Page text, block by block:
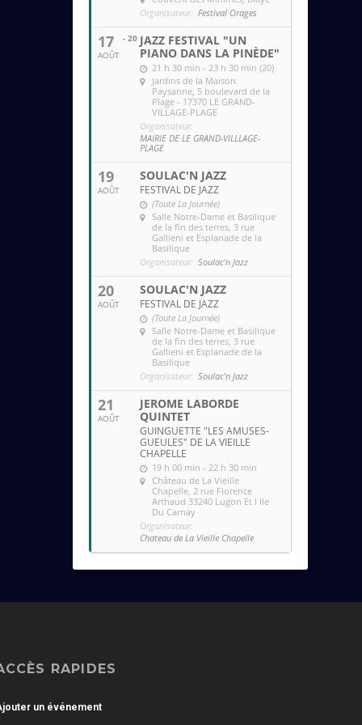
Organisateur: Festival Orages
17
AOÛT
- 20 JAZZ FESTIVAL "UN
PIANO DANS LA PINÈDE"
21 h 30 min - 23 h 30 min (20)
Jardins de la Maison
Paysanne , 5 boulevard de la
Plage - 17370 LE GRAND-
VILLAGE-PLAGE
Organisateur:
MAIRIE DE LE GRAND-VILLLAGE-
PLAGE
19
AOÛT
SOULAC'N JAZZ
FESTIVAL DE JAZZ
(Toute La Journée)
Salle Notre-Dame et Basilique
de la fin des terres , 3 rue
Gallieni et Esplanade de la
Basilique
Organisateur: Soulac'n Jazz
20
AOÛT
SOULAC'N JAZZ
FESTIVAL DE JAZZ
(Toute La Journée)
Salle Notre-Dame et Basilique
de la fin des terres , 3 rue
Gallieni et Esplanade de la
Basilique
Organisateur: Soulac'n Jazz
21
AOÛT
JEROME LABORDE
QUINTET
GUINGUETTE "LES AMUSES-
GUEULES" DE LA VIEILLE
CHAPELLE
19 h 00 min - 22 h 30 min
Château de La Vieille
Chapelle , 2 rue Florence
Arthaud 33240 Lugon Et l Ile
Du Carnay
Organisateur:
Chateau de La Vieille Chapelle
RAPIDES
un événement